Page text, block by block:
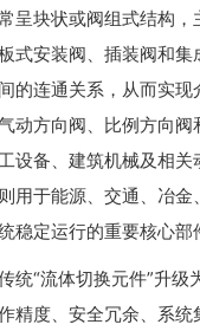
呈块状或阀组式结构
式安装阀、插装阀和
的连通关系，从而实
动方向阀、比例方向
设备、建筑机械及相
用于能源、交通、冶
定运行的重要核心部
“流体切换元件”升
精度、安全冗余、系